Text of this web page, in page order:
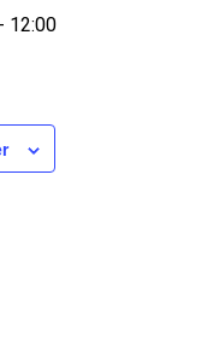
- 12:00